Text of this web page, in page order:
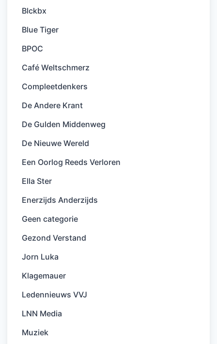
Blckbx
Blue Tiger
BPOC
Café Weltschmerz
Compleetdenkers
De Andere Krant
De Gulden Middenweg
De Nieuwe Wereld
Een Oorlog Reeds Verloren
Ella Ster
Enerzijds Anderzijds
Geen categorie
Gezond Verstand
Jorn Luka
Klagemauer
Ledennieuws VVJ
LNN Media
Muziek